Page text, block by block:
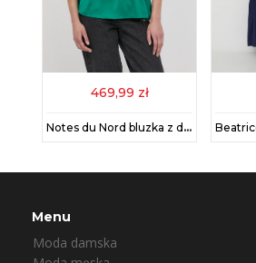
469,99 zł
Notes du Nord bluzka z domieszką jedwabiu damska kolor zielony gładka
Menu
Moda damska